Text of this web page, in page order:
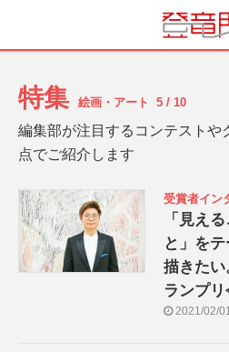
特集 絵画・アート 5 / 10
編集部が注目するコンテストや
点でご紹介します
受賞者イン
「見え
と」を
描きたい
ランプ
2021/02/